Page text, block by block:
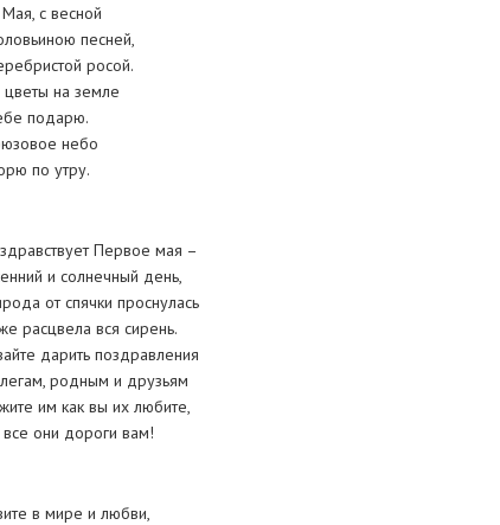
с весной
песней,
росой.
цветы на земле
подарю.
небо
по утру.
Первое мая –
и солнечный день,
от спячки проснулась
расцвела вся сирень.
дарить поздравления
родным и друзьям
им как вы их любите,
все они дороги вам!
в мире и любви,